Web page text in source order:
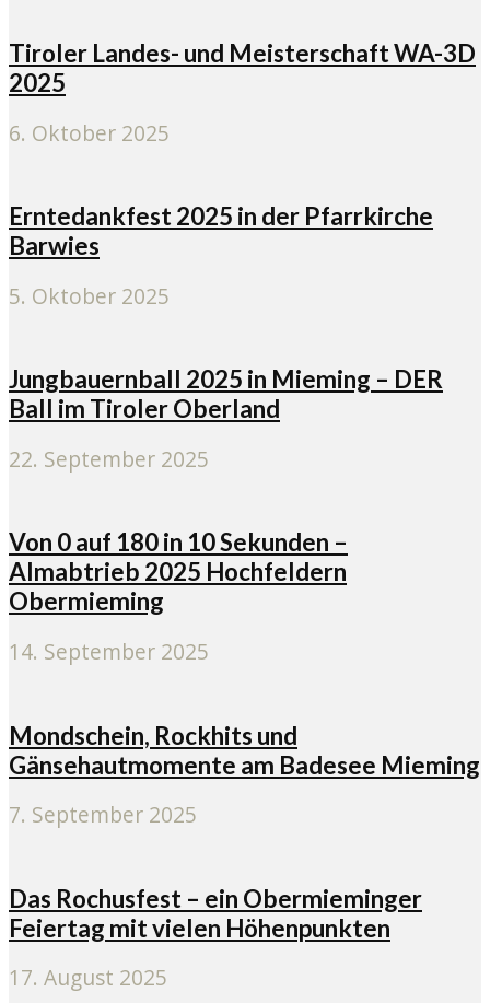
Tiroler Landes- und Meisterschaft WA-3D
2025
6. Oktober 2025
Erntedankfest 2025 in der Pfarrkirche
Barwies
5. Oktober 2025
Jungbauernball 2025 in Mieming – DER
Ball im Tiroler Oberland
22. September 2025
Von 0 auf 180 in 10 Sekunden –
Almabtrieb 2025 Hochfeldern
Obermieming
14. September 2025
Mondschein, Rockhits und
Gänsehautmomente am Badesee Mieming
7. September 2025
Das Rochusfest – ein Obermieminger
Feiertag mit vielen Höhenpunkten
17. August 2025